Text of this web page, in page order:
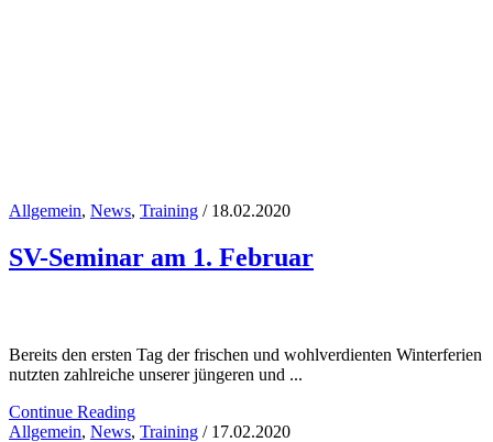
Februar 2020
Allgemein, News, Training / 18.02.2020
SV-Seminar am 1. Februar
Bereits den ersten Tag der frischen und wohlverdienten Winterferien
nutzten zahlreiche unserer jüngeren und ...
Continue Reading
Allgemein, News, Training / 17.02.2020